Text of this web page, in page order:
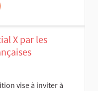
X par les
vise à inviter à